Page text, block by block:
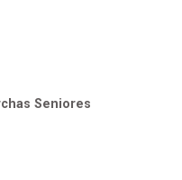
Seniores